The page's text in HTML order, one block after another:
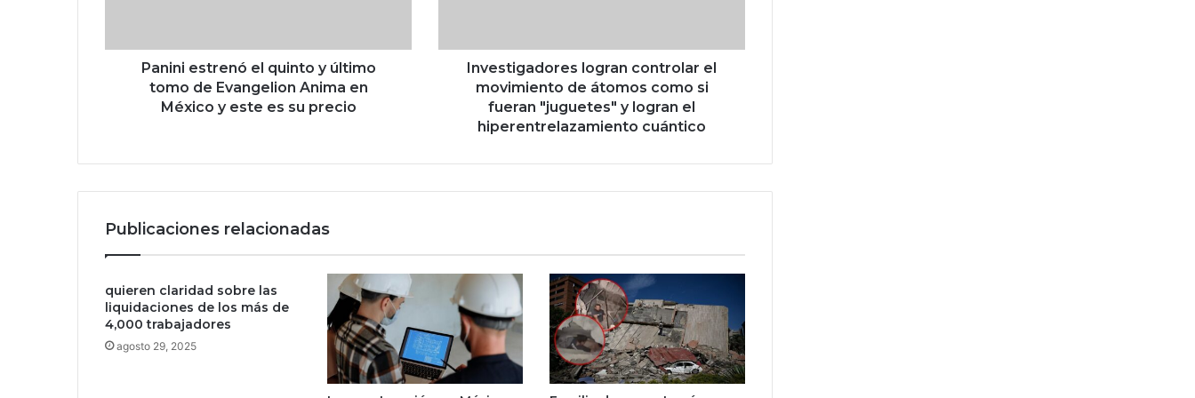
t
n
t
y
ú
l
t
Panini estrenó el quinto y último
tomo de Evangelion Anima en
México y este es su precio
a
n
c
r
o
l
Investigadores logran controlar el
movimiento de átomos como si
fueran "juguetes" y logran el
hiperentrelazamiento cuántico
Publicaciones relacionadas
quieren claridad sobre las
liquidaciones de los más de
4,000 trabajadores
agosto 29, 2025